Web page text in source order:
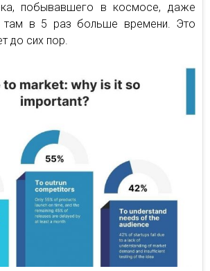
побывавшего в космосе, даже
там в 5 раз больше времени. Это
до сих пор.